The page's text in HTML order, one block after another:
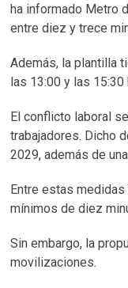
ha informado Metro
entre diez y trece
Además, la plantilla
las 13:00 y las 15:30
El conflicto laboral
trabajadores. Dicho
2029, además de
Entre estas
mínimos de diez
Sin embargo, la
movilizaciones.